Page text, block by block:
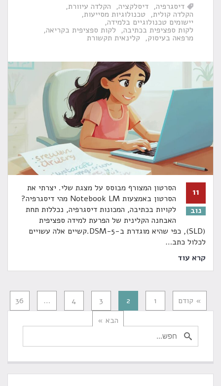
דיסגרפיה דיסלקציה הקלדה עיוורת
הקלדה קולית טכנולוגיות מסייעות
יישומים טכנולוגיים בלמידה
לקות ספציפית בכתיבה לקות ספציפית בקריאה
מרפאה בעיסוק קלינאית תקשורת
11
נוב
הסרטון המצורף מבוסס על מצגת שלי. יצרתי את
הסרטון באמצעות Notebook LM מהי דיסגרפיה?
לקויות בכתיבה, המכונות דיסגרפיה, נכללות תחת
האבחנה הקלינית של הפרעת למידה ספציפית
(SLD), כפי שהיא מוגדרת ב-DSM-5.קשיים אלה עשויים
לכלול כתב…
קרא עוד
» קודם 1
2
3
4
…
36
הבא »